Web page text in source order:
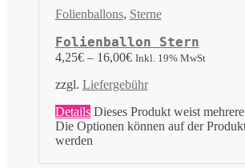
Folienballons, Sterne
Folienballon Stern
4,25€– 16,00€ Inkl. 19% MwSt
zzgl. Liefergebühr
Details Dieses Produkt weist
Die Optionen können auf der
werden